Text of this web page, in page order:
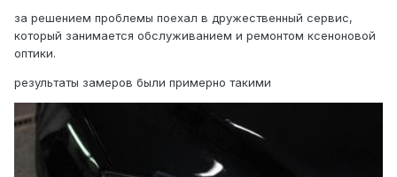
за решением проблемы поехал в дружественный сервис,
который занимается обслуживанием и ремонтом ксеноновой
оптики.
результаты замеров были примерно такими